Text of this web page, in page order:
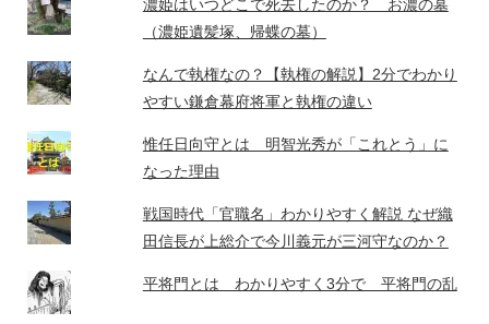
濃姫はいつどこで死去したのか？ お濃の墓
（濃姫遺髪塚、帰蝶の墓）
なんで執権なの？【執権の解説】2分でわかり
やすい鎌倉幕府将軍と執権の違い
惟任日向守とは 明智光秀が「これとう」に
なった理由
戦国時代「官職名」わかりやすく解説 なぜ織
田信長が上総介で今川義元が三河守なのか？
平将門とは わかりやすく3分で 平将門の乱